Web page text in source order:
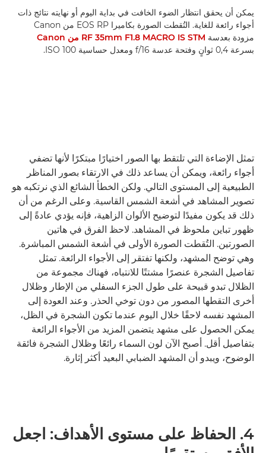
يمكن أن يحقق انتظار الضوء الخافت في بداية اليوم أو نهايته نتائج ذات
أجواء رائعة للغاية. التُقطت الصورة بكاميرا EOS RP من Canon
مزودة بعدسة RF 35mm F1.8 MACRO IS STM من Canon
بسرعة 0,4 ثوانٍ وفتحة عدسة f/16 ومعدل حساسية ISO 100.
تمثل الإضاءة التي تلتقط بها الصور اختيارًا مبتكرًا لأنها تضفي
أجواء رائعة، ويمكن أن يساعد ذلك في الارتقاء بصور المناظر
الطبيعية إلى المستوى التالي. ولكن الخطأ الشائع الذي نرتكبه هو
تصوير المشاهد في أشعة الشمس القاسية. وعلى الرغم من أن
ذلك قد يكون مفيدًا لتوضيح الألوان الزاهية، فإنه يؤدي عادةً إلى
ظهور تباين ملحوظ في المشاهد. لاحظ الفرق في هاتين
الصورتين. التُقطت الصورة الأولى في أشعة الشمس المباشرة.
وهي توضح المشهد، ولكنها تفتقر إلى الأجواء الرائعة. تمثل
تفاصيل الشجرة عنصرًا مشتتًا للانتباه، فهناك مجموعة من
الظلال تبدو قبيحة على طول الجزء السفلي من الإطار وظلال
أخرى التقطها المصور من دون توخي الحذر. وعند العودة إلى
المشهد نفسه لاحقًا خلال اليوم عندما تكون الشجرة في الظل،
يمكن الحصول على مشهد يتضمن المزيد من الأجواء الرائعة
بتفاصيل أقل. أصبح الآن لون السماء رائعًا وظلال الشجرة فائقة
الوضوح، ويبدو أن المشهد الضبابي البعيد أكثر إثارة.
4. الحفاظ على مستوى الأهداف: اجعل